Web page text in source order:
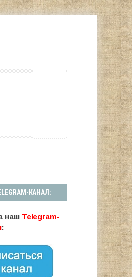
КАНАЛ:
наш Telegram-
: